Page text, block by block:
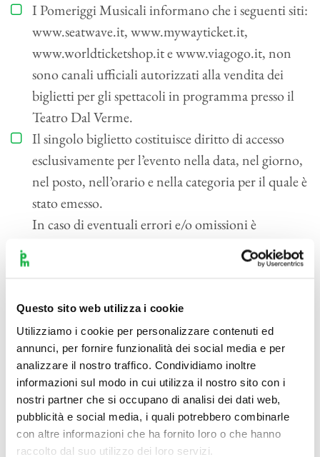
Questo sito web utilizza i cookie
Utilizziamo i cookie per personalizzare contenuti ed
annunci, per fornire funzionalità dei social media e per
analizzare il nostro traffico. Condividiamo inoltre
informazioni sul modo in cui utilizza il nostro sito con i
nostri partner che si occupano di analisi dei dati web,
pubblicità e social media, i quali potrebbero combinarle
con altre informazioni che ha fornito loro o che hanno
raccolto dal suo utilizzo dei loro servizi.
I Pomeriggi Musicali informano che i seguenti siti:
www.seatwave.it, www.mywayticket.it,
www.worldticketshop.it e www.viagogo.it, non
sono canali ufficiali autorizzati alla vendita dei
biglietti per gli spettacoli in programma presso il
Teatro Dal Verme.
Il singolo biglietto costituisce diritto di accesso
esclusivamente per l’evento nella data, nel giorno,
nel posto, nell’orario e nella categoria per il quale è
stato emesso.
In caso di eventuali errori e/o omissioni è
opportuno segnalarli al momento dell’emissione.
Successivamente il cliente non potrà far richiesta di
Non è previsto alcun tipo di rimborso in caso di
rinuncia da parte del Cliente.
In caso di rinvio o annullamento dell’evento si
consiglia di monitorare il sito ipomeriggi.it e il sito
del titolare del sistema di biglietteria tramite cui è
stato acquistato il biglietto, sul quale
l’Organizzatore comunicherà le modalità di